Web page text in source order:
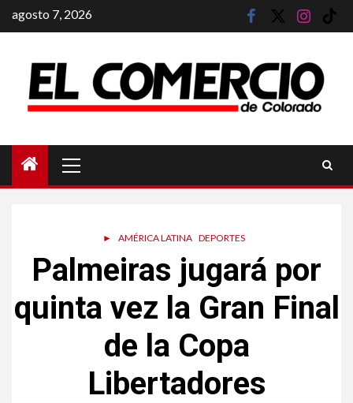
Saltar
al
agosto 7, 2026 facebook
twitterinstagram
tik
principal
► AMÉRICA LATINA DEPORTES
Palmeiras jugará por
quinta vez la Gran Final
de la Copa
Libertadores